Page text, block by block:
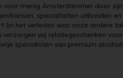
menig Amsterdammer door
kansen, specialiteiten uitbreiden
het verleden was onze andere
wij relatiegeschenken
specialisten van premium